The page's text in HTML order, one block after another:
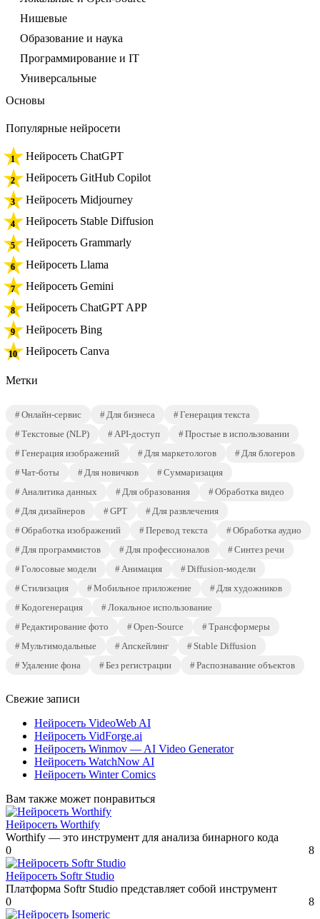
Нишевые
Образование и наука
Программирование и IT
Универсальные
Основы
Популярные нейросети
Нейросеть ChatGPT
Нейросеть GitHub Copilot
Нейросеть Midjourney
Нейросеть Stable Diffusion
Нейросеть Grammarly
Нейросеть Llama
Нейросеть Gemini
Нейросеть ChatGPT APP
Нейросеть Bing
Нейросеть Canva
Метки
Онлайн-сервис Для бизнеса
Генерация текста
Текстовые (NLP)
API-доступ
Простые в использовании
Генерация изображений
Для маркетологов
Для блогеров
Чат-боты
Для новичков
Суммаризация
Аналитика данных
Для образования
Обработка видео
Для дизайнеров
GPT
Для развлечения
Обработка изображений
Перевод текста
Обработка аудио
Для программистов
Для профессионалов
Синтез речи
Голосовые модели
Анимация
Diffusion-модели
Стилизация
Мобильное приложение
Для художников
Кодогенерация
Локальное использование
Редактирование фото
Open-Source
Трансформеры
Мультимодальные
Апскейлинг
Stable Diffusion
Удаление фона
Без регистрации Распознавание объектов
Свежие записи
Нейросеть VideoWeb AI
Нейросеть VidForge.ai
Нейросеть Winmov — AI Video Generator
Нейросеть WatchNow AI
Нейросеть Winter Comics
Вам также может понравиться
Нейросеть Worthify
Worthify — это инструмент для анализа бинарного кода
0
8
Нейросеть Softr Studio
Платформа Softr Studio представляет собой инструмент
0
8